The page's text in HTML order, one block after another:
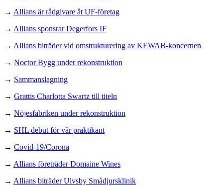
→ Allians är rådgivare åt UF-företag
→ Allians sponsrar Degerfors IF
→ Allians biträder vid omstrukturering av KEWAB-koncernen
→ Noctor Bygg under rekonstruktion
→ Sammanslagning
→ Grattis Charlotta Swartz till titeln
→ Nöjesfabriken under rekonstruktion
→ SHL debut för vår praktikant
→ Covid-19/Corona
→ Allians företräder Domaine Wines
→ Allians biträder Ulvsby Smådjursklinik